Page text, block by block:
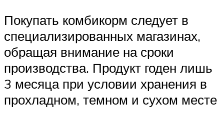
Покупать комбикорм следует в
специализированных магазинах,
обращая внимание на сроки
производства. Продукт годен лишь
3 месяца при условии хранения в
прохладном, темном и сухом месте